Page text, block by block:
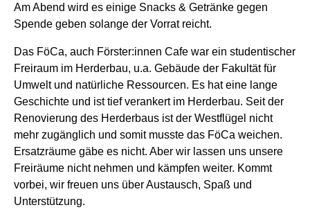
Am Abend wird es einige Snacks & Getränke gegen
Spende geben solange der Vorrat reicht.
Das FöCa, auch Förster:innen Cafe war ein studentischer
Freiraum im Herderbau, u.a. Gebäude der Fakultät für
Umwelt und natürliche Ressourcen. Es hat eine lange
Geschichte und ist tief verankert im Herderbau. Seit der
Renovierung des Herderbaus ist der Westflügel nicht
mehr zugänglich und somit musste das FöCa weichen.
Ersatzräume gäbe es nicht. Aber wir lassen uns unsere
Freiräume nicht nehmen und kämpfen weiter. Kommt
vorbei, wir freuen uns über Austausch, Spaß und
Unterstützung.